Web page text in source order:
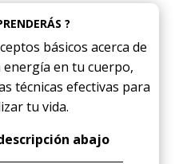
?
básicos acerca de
en tu cuerpo,
técnicas efectivas para
tu vida.
abajo